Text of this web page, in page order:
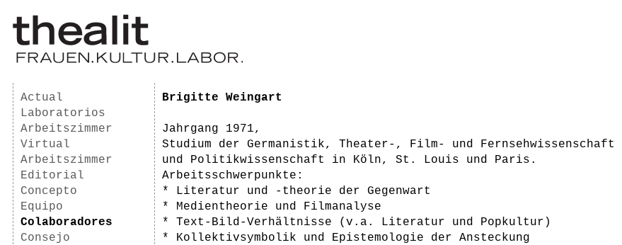
Actual
Laboratorios
Arbeitszimmer
Virtual
Arbeitszimmer
Editorial
Concepto
Equipo
Colaboradores
Consejo
Brigitte Weingart
Jahrgang 1971,
Studium der Germanistik, Theater-, Film- und Fernsehwissenschaft
und Politikwissenschaft in Köln, St. Louis und Paris.
Arbeitsschwerpunkte:
* Literatur und -theorie der Gegenwart
* Medientheorie und Filmanalyse
* Text-Bild-Verhältnisse (v.a. Literatur und Popkultur)
* Kollektivsymbolik und Epistemologie der Ansteckung